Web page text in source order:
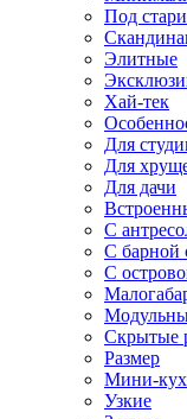
Под
Элитные
Хай-тек
Для
Для
Для дачи
С
С барной
С
Скрытые
Размер
Мини-
Узкие